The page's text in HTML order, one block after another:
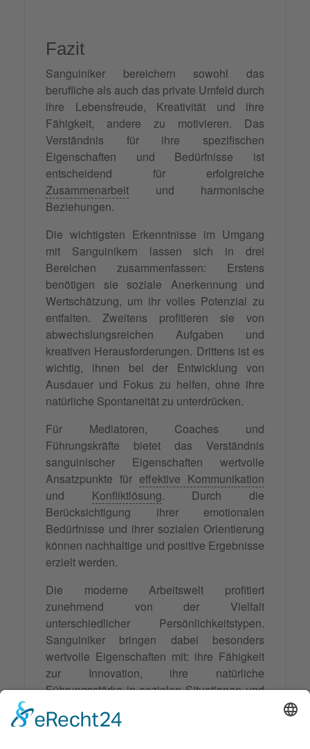
Fazit
Sanguiniker bereichern sowohl das
berufliche als auch das private Umfeld durch
ihre Lebensfreude, Kreativität und ihre
Fähigkeit, andere zu motivieren. Das
Verständnis für ihre spezifischen
Eigenschaften und Bedürfnisse ist
entscheidend für erfolgreiche
Zusammenarbeit und harmonische
Beziehungen.
Die wichtigsten Erkenntnisse im Umgang
mit Sanguinikern lassen sich in drei
Bereichen zusammenfassen: Erstens
benötigen sie soziale Anerkennung und
Wertschätzung, um ihr volles Potenzial zu
entfalten. Zweitens profitieren sie von
abwechslungsreichen Aufgaben und
kreativen Herausforderungen. Drittens ist es
wichtig, ihnen bei der Entwicklung von
Ausdauer und Fokus zu helfen, ohne ihre
natürliche Spontaneität zu unterdrücken.
Für Mediatoren, Coaches und
Führungskräfte bietet das Verständnis
sanguinischer Eigenschaften wertvolle
Ansatzpunkte für effektive Kommunikation
und Konfliktlösung. Durch die
Berücksichtigung ihrer emotionalen
Bedürfnisse und ihrer sozialen Orientierung
können nachhaltige und positive Ergebnisse
erzielt werden.
Die moderne Arbeitswelt profitiert
zunehmend von der Vielfalt
unterschiedlicher Persönlichkeitstypen.
Sanguiniker bringen dabei besonders
wertvolle Eigenschaften mit: ihre Fähigkeit
zur Innovation, ihre natürliche
Führungsstärke in sozialen Situationen und
Das Verständnis und die gezielte Förderung